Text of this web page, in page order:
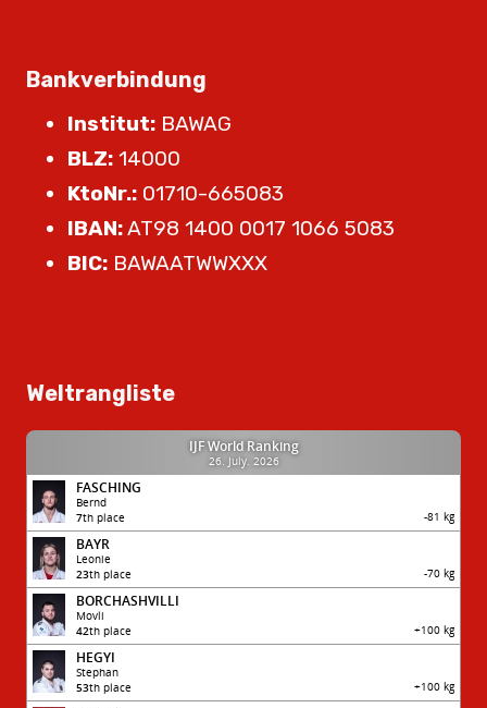
Bankverbindung
Institut: BAWAG
BLZ: 14000
KtoNr.: 01710-665083
IBAN:AT98 1400 0017 1066 5083
BIC: BAWAATWWXXX
Weltrangliste